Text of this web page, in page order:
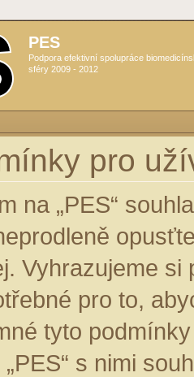
PES
Podpora efektivní spolupráce
sféry 2009 - 2012
pro
na „PES“
Vyhrazujeme
pro to,
tyto
s nimi